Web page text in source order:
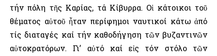
τήν πόλη τῆς Καρίας, τά Κίβυρρα. Οἱ κάτοικοι τοῦ
θέματος αὐτοῦ ἦταν περίφημοι ναυτικοί κάτω ἀπό
τίς διαταγές καί τήν καθοδήγηση τῶν βυζαντινῶν
αὐτοκρατόρων. Γι’ αὐτό καί εἰς τόν στόλο τῶν